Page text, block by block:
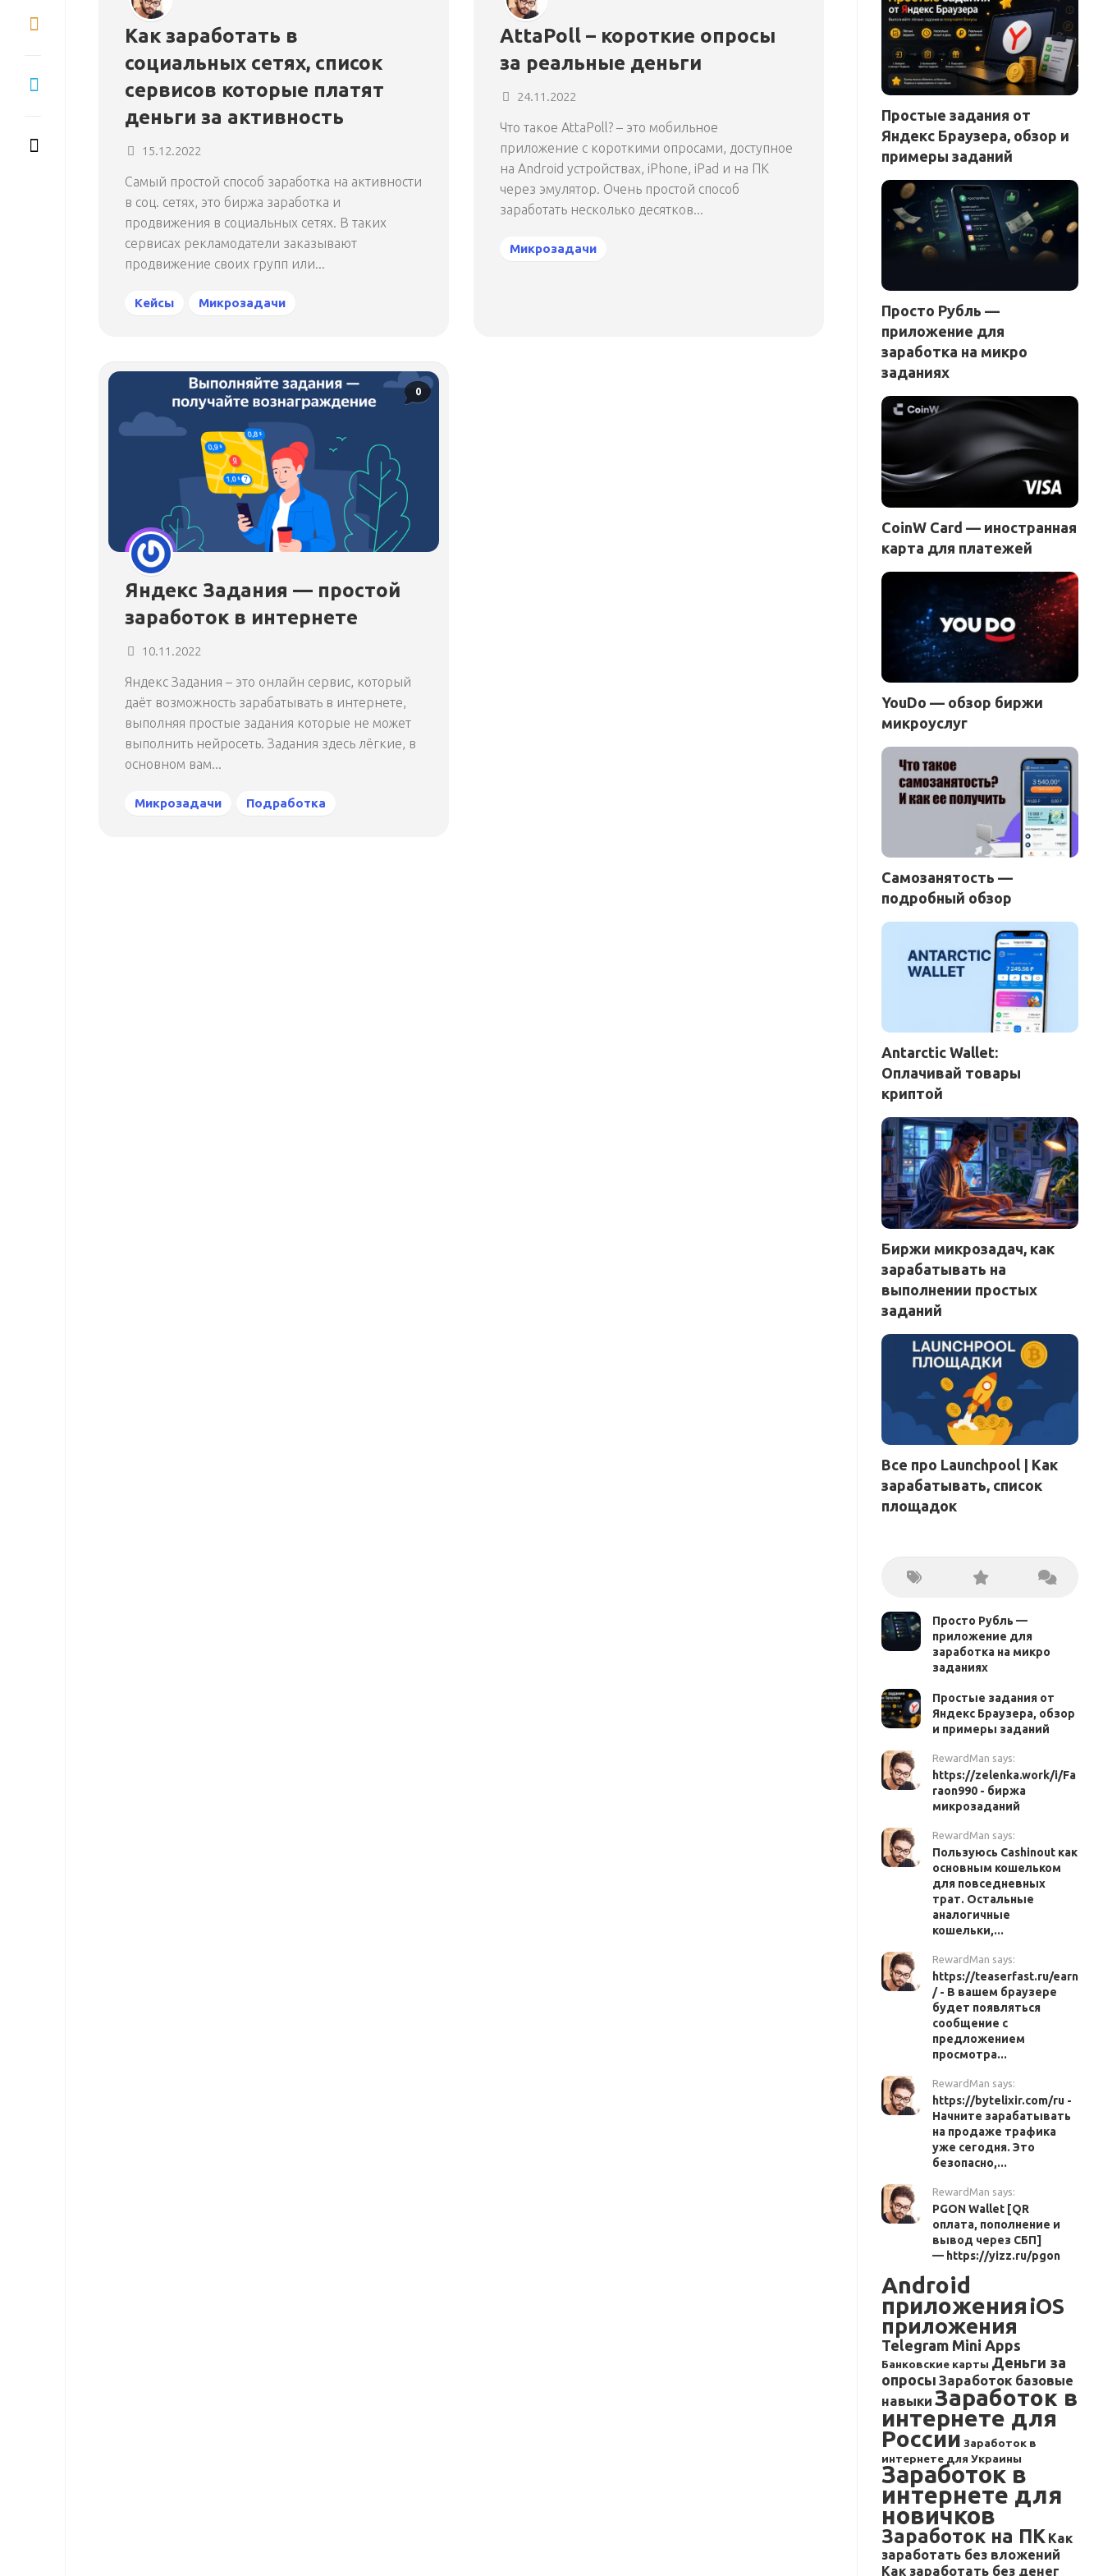
Как заработать в
социальных сетях, список
сервисов которые платят
деньги за активность
15.12.2022
Самый простой способ заработка на активности
в соц. сетях, это биржа заработка и
продвижения в социальных сетях. В таких
сервисах рекламодатели заказывают
продвижение своих групп или...
Кейсы Микрозадачи
AttaPoll – короткие опросы
за реальные деньги
24.11.2022
Что такое AttaPoll? – это мобильное
приложение с короткими опросами, доступное
на Android устройствах, iPhone, iPad и на ПК
через эмулятор. Очень простой способ
заработать несколько десятков...
Микрозадачи
0
Яндекс Задания — простой
заработок в интернете
10.11.2022
Яндекс Задания – это онлайн сервис, который
даёт возможность зарабатывать в интернете,
выполняя простые задания которые не может
выполнить нейросеть. Задания здесь лёгкие, в
основном вам...
Микрозадачи Подработка
Простые задания от
Яндекс Браузера, обзор и
примеры заданий
Просто Рубль —
приложение для
заработка на микро
заданиях
CoinW Card — иностранная
карта для платежей
YouDo — обзор биржи
микроуслуг
Самозанятость —
подробный обзор
Antarctic Wallet:
Оплачивай товары
криптой
Биржи микрозадач, как
зарабатывать на
выполнении простых
заданий
Все про Launchpool | Как
зарабатывать, список
площадок
Просто Рубль —
приложение для
заработка на микро
заданиях
Простые задания от
Яндекс Браузера, обзор
и примеры заданий
RewardMan says:
https://zelenka.work/i/Fa
raon990 - биржа
микрозаданий
RewardMan says:
Пользуюсь Cashinout как
основным кошельком
для повседневных
трат. Остальные
аналогичные
кошельки,...
RewardMan says:
https://teaserfast.ru/earn
/ - В вашем браузере
будет появляться
сообщение с
предложением
просмотра...
RewardMan says:
https://bytelixir.com/ru -
Начните зарабатывать
на продаже трафика
уже сегодня. Это
безопасно,...
RewardMan says:
PGON Wallet [QR
оплата, пополнение и
вывод через СБП]
— https://yizz.ru/pgon
Android
приложения iOS
приложения
Telegram Mini Apps
Банковские карты Деньги за
опросы Заработок базовые
навыки Заработок в
интернете для
России Заработок в
интернете для Украины
Заработок в
интернете для
новичков
Заработок на ПК Как
заработать без вложений
Как заработать без денег